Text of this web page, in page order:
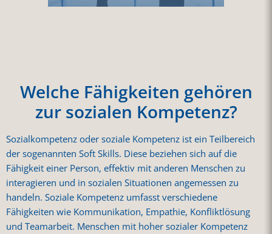
Welche Fähigkeiten gehören
zur sozialen Kompetenz?
Sozialkompetenz oder soziale Kompetenz ist ein Teilbereich
der sogenannten Soft Skills. Diese beziehen sich auf die
Fähigkeit einer Person, effektiv mit anderen Menschen zu
interagieren und in sozialen Situationen angemessen zu
handeln. Soziale Kompetenz umfasst verschiedene
Fähigkeiten wie Kommunikation, Empathie, Konfliktlösung
und Teamarbeit. Menschen mit hoher sozialer Kompetenz